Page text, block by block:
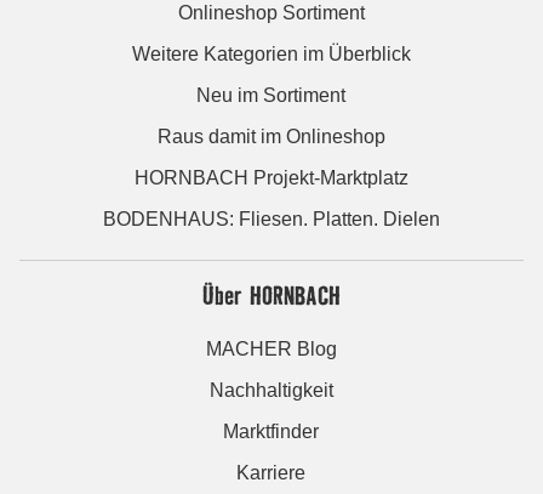
Onlineshop Sortiment
Weitere Kategorien im Überblick
Neu im Sortiment
Raus damit im Onlineshop
HORNBACH Projekt-Marktplatz
BODENHAUS: Fliesen. Platten. Dielen
Über HORNBACH
MACHER Blog
Nachhaltigkeit
Marktfinder
Karriere